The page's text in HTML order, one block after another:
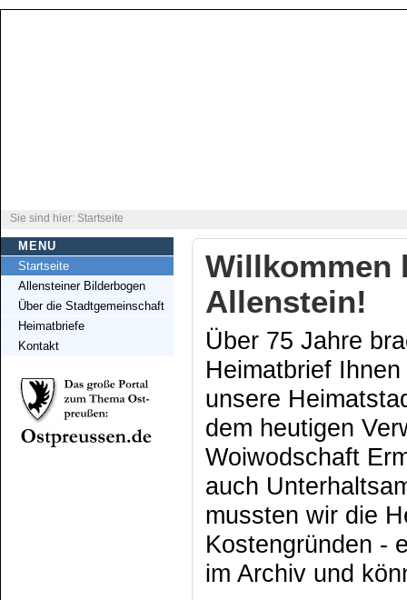
Sie sind hier: Startseite
MENU
Startseite
Allensteiner Bilderbogen
Über die Stadtgemeinschaft
Heimatbriefe
Kontakt
Willkommen
Allenstein!
Über 75 Jahre
Heimatbrief
unsere
dem heutigen
Woiwodschaft
auch
mussten wir die
Kostengründen -
im Archiv und